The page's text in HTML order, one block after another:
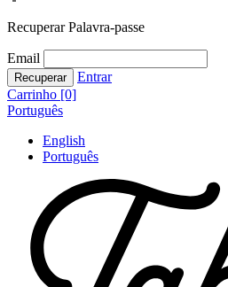
Recuperar Palavra-passe
Email
Entrar
Carrinho [0]
Português
English
Português